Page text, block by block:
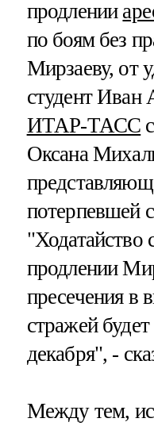
продлении
по боям без
Мирзаеву, от
студент
ИТАР-ТАСС
Оксана
потерпевшей
"Ходатайство
продлении
пресечения в
стражей
декабря", -
Между тем,